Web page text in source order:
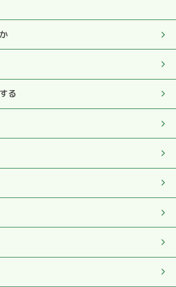
務署への対応もして頂き大変助かりま
ちらの質問や要望にも迅速にていねい
に心から感謝しております。
こころよく対応いただき感謝しており
願い致します。
る